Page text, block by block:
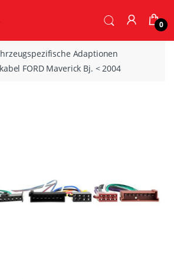
0
Adaptionen
FORD Maverick Bj. < 2004